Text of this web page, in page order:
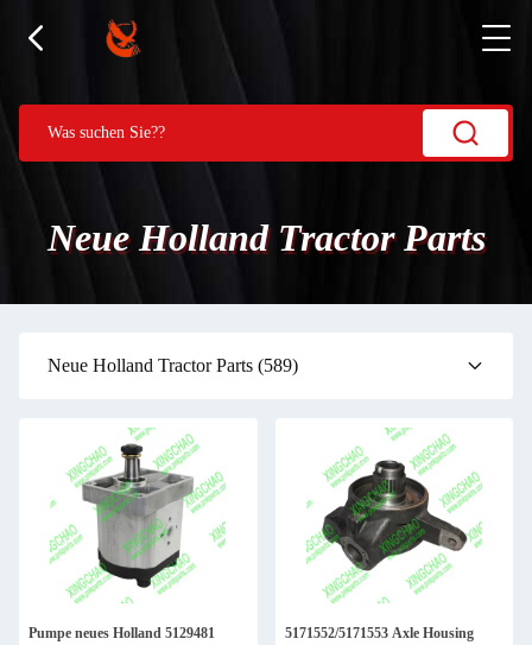
Neue Holland Tractor Parts
Neue Holland Tractor Parts (589)
Pumpe neues Holland 5129481
5171552/5171553 Axle Housing